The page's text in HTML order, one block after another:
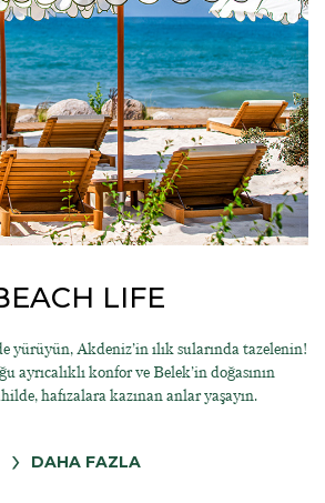
LIFE
yürüyün, Akdeniz’in ılık sularında tazelenin!
ayrıcalıklı konfor ve Belek’in doğasının
hafızalara kazınan anlar yaşayın.
DAHA FAZLA